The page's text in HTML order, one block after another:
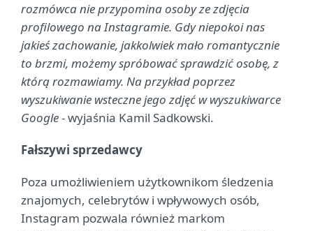
rozmówca nie przypomina osoby ze zdjęcia
profilowego na Instagramie. Gdy niepokoi nas
jakieś zachowanie, jakkolwiek mało romantycznie
to brzmi, możemy spróbować sprawdzić osobę, z
którą rozmawiamy. Na przykład poprzez
wyszukiwanie wsteczne jego zdjęć w wyszukiwarce
Google- wyjaśnia Kamil Sadkowski.
Fałszywi sprzedawcy
Poza umożliwieniem użytkownikom śledzenia
znajomych, celebrytów i wpływowych osób,
Instagram pozwala również markom